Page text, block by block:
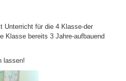
Unterricht für die 4 Klasse-der
Klasse bereits 3 Jahre-aufbauend
lassen!